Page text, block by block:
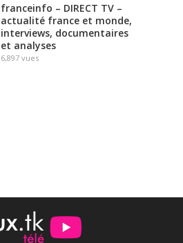
franceinfo – DIRECT TV –
actualité france et monde,
interviews, documentaires
et analyses
6,897 vues